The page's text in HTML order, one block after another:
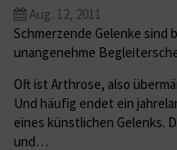
Aug. 12, 2011
Schmerzende Gelenke sind
unangenehme
Oft ist Arthrose, also
Und häufig endet ein
eines künstlichen Gelenks.
und…